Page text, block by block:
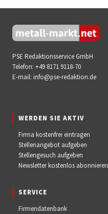
PSE Redaktionsservice GmbH
Telefon: +49 8171 9118-70
E-mail: info@pse-redaktion.de
WERDEN SIE AKTIV
Firma kostenfrei eintragen
Stellenangebot aufgeben
Stellengesuch aufgeben
Newsletter kostenlos abonnieren
SERVICE
Firmendatenbank